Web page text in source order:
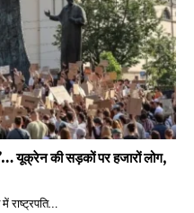
यूक्रेन की सड़कों पर हजारों लोग,
राष्ट्रपति…